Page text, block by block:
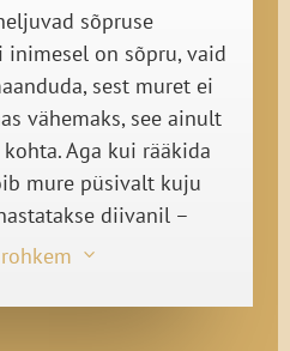
sõpruse
on sõpru, vaid
sest muret ei
vähemaks, see ainult
Aga kui rääkida
mure püsivalt kuju
diivanil –
kursiivist, selle
voodilt
3